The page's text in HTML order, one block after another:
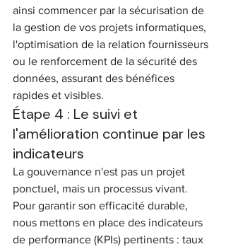
ainsi commencer par la sécurisation de
la gestion de vos projets informatiques,
l'optimisation de la relation fournisseurs
ou le renforcement de la sécurité des
données, assurant des bénéfices
rapides et visibles.
Étape 4 : Le suivi et
l'amélioration continue par les
indicateurs
La gouvernance n'est pas un projet
ponctuel, mais un processus vivant.
Pour garantir son efficacité durable,
nous mettons en place des indicateurs
de performance (KPIs) pertinents : taux